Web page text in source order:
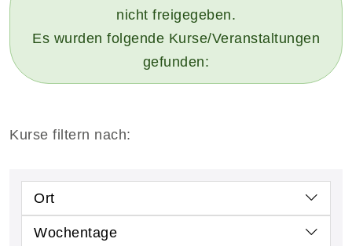
nicht freigegeben.
Es wurden folgende Kurse/Veranstaltungen
gefunden:
Kurse filtern nach:
Ort
Wochentage